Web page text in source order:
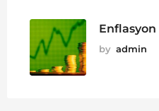
by admin